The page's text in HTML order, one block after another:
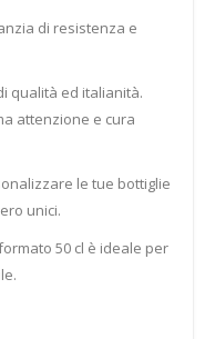
di resistenza e
qualità ed italianità.
attenzione e cura
le tue bottiglie
unici.
50 cl è ideale per